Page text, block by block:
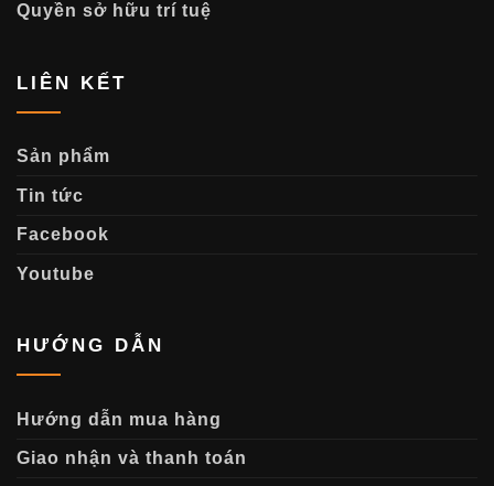
Quyền sở hữu trí tuệ
LIÊN KẾT
Sản phẩm
Tin tức
Facebook
Youtube
HƯỚNG DẪN
Hướng dẫn mua hàng
Giao nhận và thanh toán